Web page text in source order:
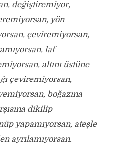
değiştiremiyor,
yön
çeviremiyorsan,
laf
altını üstüne
çeviremiyorsan,
boğazına
dikilip
yapamıyorsan, ateşle
ayrılamıyorsan.